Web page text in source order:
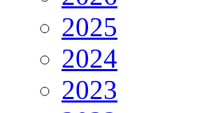
2025
2024
2023